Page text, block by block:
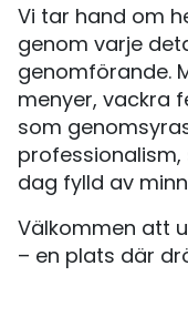
Vi tar hand om
genom varje
genomförande.
menyer, vackra
som
dag fylld av
Välkommen att
– en plats där